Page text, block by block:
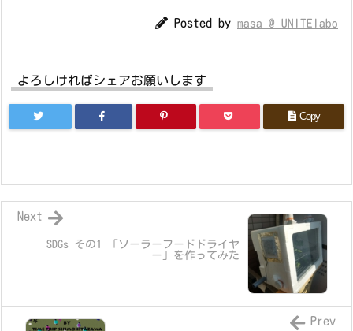
Posted by masa @ UNITElabo
よろしければシェアお願いします
Copy
SDGs その1 「ソーラーフードドライヤ
ー」を作ってみた
Next
Prev